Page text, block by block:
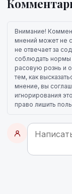
Внимание!
мнений может не
не отвечает за
соблюдать нормы
расовую рознь и
тем, как
мнение, вы
игнорирования
право лишить